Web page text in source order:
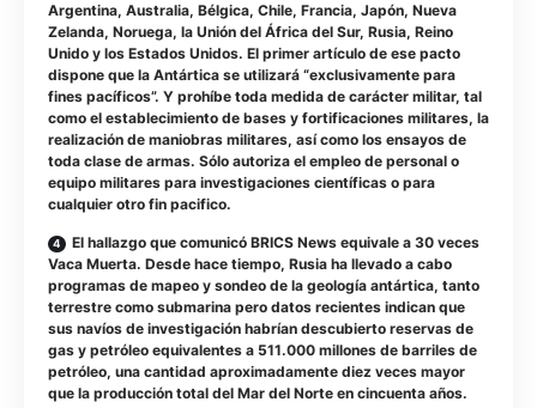
Argentina, Australia, Bélgica, Chile, Francia, Japón, Nueva
Zelanda, Noruega, la Unión del África del Sur, Rusia, Reino
Unido y los Estados Unidos. El primer artículo de ese pacto
dispone que la Antártica se utilizará “exclusivamente para
fines pacíficos”. Y prohíbe toda medida de carácter militar, tal
como el establecimiento de bases y fortificaciones militares, la
realización de maniobras militares, así como los ensayos de
toda clase de armas. Sólo autoriza el empleo de personal o
equipo militares para investigaciones científicas o para
cualquier otro fin pacifico.
El hallazgo que comunicó BRICS News equivale a 30 veces
Vaca Muerta. Desde hace tiempo, Rusia ha llevado a cabo
programas de mapeo y sondeo de la geología antártica, tanto
terrestre como submarina pero datos recientes indican que
sus navíos de investigación habrían descubierto reservas de
gas y petróleo equivalentes a 511.000 millones de barriles de
petróleo, una cantidad aproximadamente diez veces mayor
que la producción total del Mar del Norte en cincuenta años.